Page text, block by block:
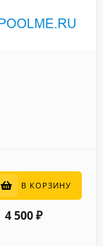
В КОРЗИНУ
4 500 ₽